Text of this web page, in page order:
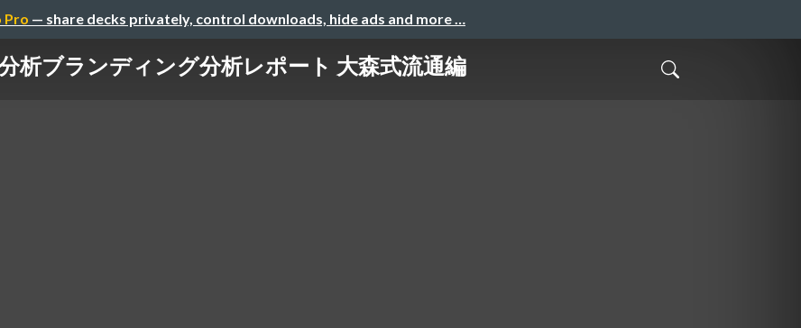
Pro — share decks privately, control downloads, hide ads and more …
析ブランディング分析レポート 大森式流通編